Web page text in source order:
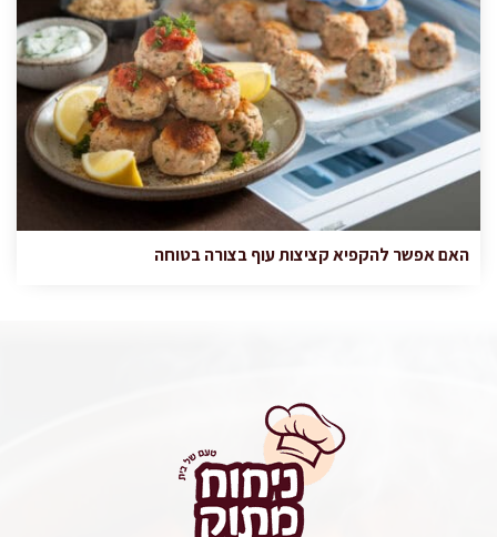
האם אפשר להקפיא קציצות עוף בצורה בטוחה